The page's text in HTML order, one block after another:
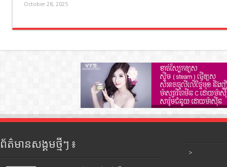
October 28, 2025
ព័ត៌មានសង្គមថ្មីៗ ៖
>